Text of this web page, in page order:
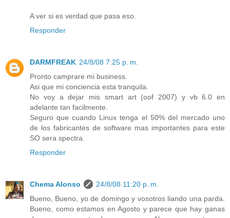
A ver si es verdad que pasa eso.
Responder
DARMFREAK 24/8/08 7:25 p. m.
Pronto camprare mi business.
Asi que mi conciencia esta tranquila.
No voy a dejar mis smart art (oof 2007) y vb 6.0 en
adelante tan facilmente.
Seguro que cuando Linux tenga el 50% del mercado uno
de los fabricantes de software mas importantes para este
SO sera spectra.
Responder
Chema Alonso
24/8/08 11:20 p. m.
Bueno, Bueno, yo de domingo y vosotros liando una parda.
Bueno, como estamos en Agosto y parece que hay ganas